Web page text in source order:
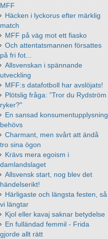
MFF
Häcken i lyckorus efter märklig
match
MFF på väg mot ett fiasko
Och attentatsmannen försattes
på fri fot...
Allsvenskan i spännande
utveckling
MFF:s datafotboll har avslöjats!
Plötslig fråga: ”Tror du Rydström
ryker?"
En sansad konsumentupplysning
behövs
Charmant, men svårt att ändå
tro sina ögon
Krävs mera egoism i
damlandslaget
Allsvensk start, nog blev det
händelserikt!
Härligaste och längsta festen, så
vi längtar
Kjol eller kavaj saknar betydelse
En fulländad femmil - Frida
gjorde allt rätt